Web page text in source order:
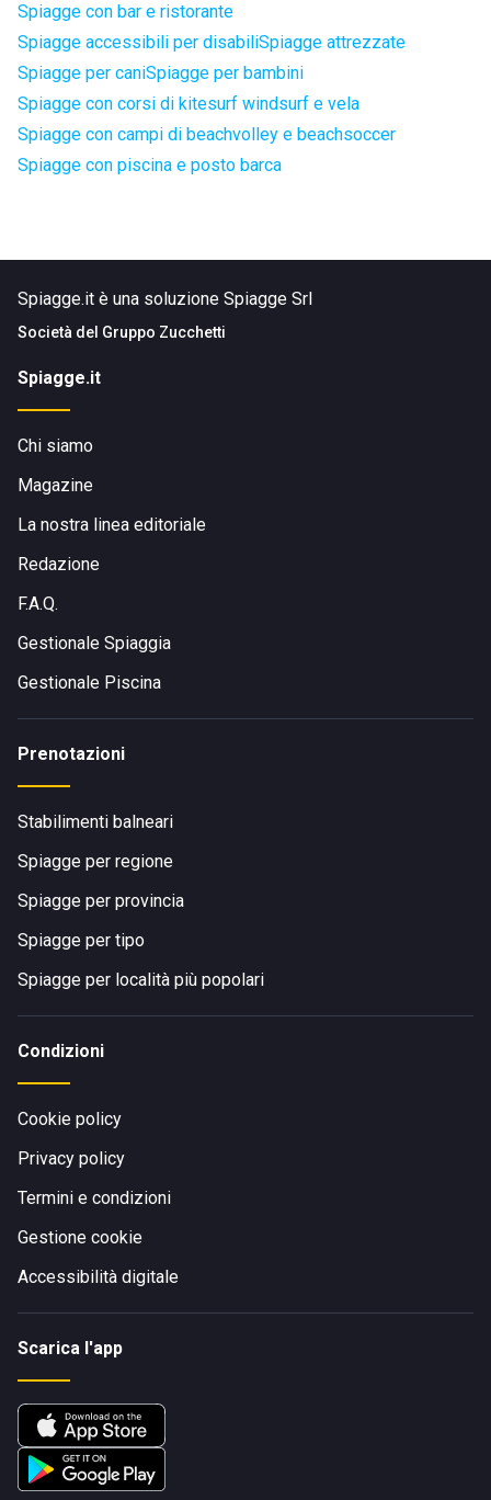
Spiagge con bar e ristorante
Spiagge accessibili per disabiliSpiagge attrezzate
Spiagge per caniSpiagge per bambini
Spiagge con corsi di kitesurf windsurf e vela
Spiagge con campi di beachvolley e beachsoccer
Spiagge con piscina e posto barca
Spiagge.it è una soluzione Spiagge Srl
Società del Gruppo Zucchetti
Spiagge.it
Chi siamo
Magazine
La nostra linea editoriale
Redazione
F.A.Q.
Gestionale Spiaggia
Gestionale Piscina
Prenotazioni
Stabilimenti balneari
Spiagge per regione
Spiagge per provincia
Spiagge per tipo
Spiagge per località più popolari
Condizioni
Cookie policy
Privacy policy
Termini e condizioni
Gestione cookie
Accessibilità digitale
Scarica l'app